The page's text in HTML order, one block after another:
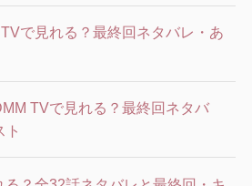
で見れる？最終回ネタバレ・あ
TVで見れる？最終回ネタバ
ト